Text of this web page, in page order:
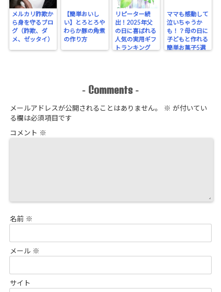
メルカリ詐欺か
ら身を守るブロ
グ（詐欺、ダ
メ、ゼッタイ）
【簡単おいし
い】とろとろや
わらか豚の角煮
の作り方
リピーター続
出！2025年父
の日に喜ばれる
人気の実用ギフ
トランキング
ママも感動して
泣いちゃうか
も！？母の日に
子どもと作れる
簡単お菓子5選
- Comments -
メールアドレスが公開されることはありません。 ※ が付いてい
る欄は必須項目です
コメント ※
名前 ※
メール ※
サイト